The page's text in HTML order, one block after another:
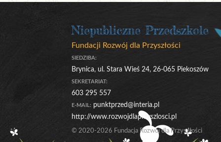
Niepubliczne Przedszkole
Fundacji Rozwój dla Przyszłości
SIEDZIBA:
Brynica, ul. Stara Wieś 24, 26-065 Piekoszów
SEKRETARIAT:
603 295 557
E-MAIL: punktprzed@interia.pl
http://www.rozwojdlaprzyszlosci.pl
© 2020-2026 Fundacja Rozwój dla Przyszłości